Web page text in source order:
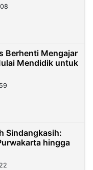
Berhenti Mengajar
Mendidik untuk
Sindangkasih:
hingga